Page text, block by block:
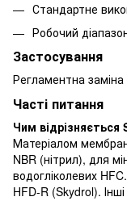
Стандартне
Робочий
Застосування
Регламентна
Часті питання
Чим відрізняється
Матеріалом
NBR (нітрил), для
водогліколевих
HFD-R (Skydrol).